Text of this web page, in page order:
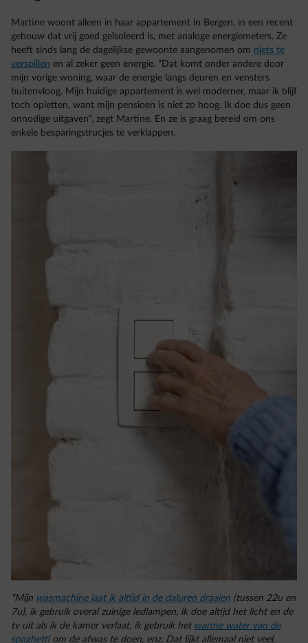
Martine woont alleen in haar appartement in Bergen, in een recent
gebouw dat vrij goed geïsoleerd is, met analoge energiemeters. Ze
heeft sinds lang de dagelijkse gewoonte aangenomen om niets te
verspillen en al zeker geen energie. “Dat komt onder andere door
mijn vorige woning, waar de energie langs deuren en vensters
buitenvloog. Mijn huidige appartement is wel moderner, maar ik blijf
toch opletten, want mijn pensioen is niet zo hoog. Ik doe dus geen
onnodige uitgaven”, zegt Martine. En ze is graag bereid om ons
enkele besparingstrucjes te verklappen.
“Mijn wasmachine laat ik altijd in de daluren draaien (tussen 22u en
7u), ik gebruik overal zuinige ledlampen, ik doe altijd het licht en de
tv uit als ik de kamer verlaat, ik gebruik het warme water van de
spaghettiom de afwas te doen, enz. Dat lijkt allemaal niet veel,